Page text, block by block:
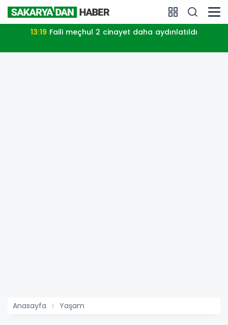
13:19 Faili meçhul 2 cinayet daha aydınlatıldı
Anasayfa Yaşam